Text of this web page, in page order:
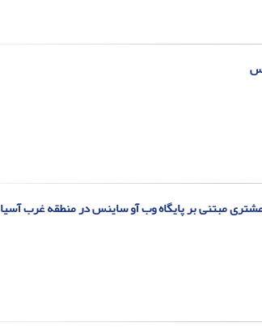
مبتنی بر پایگاه وب آو ساینس در منطقه غرب آسیا